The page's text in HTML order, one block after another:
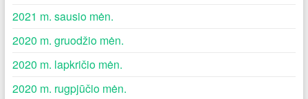
2021 m. sausio mėn.
2020 m. gruodžio mėn.
2020 m. lapkričio mėn.
2020 m. rugpjūčio mėn.